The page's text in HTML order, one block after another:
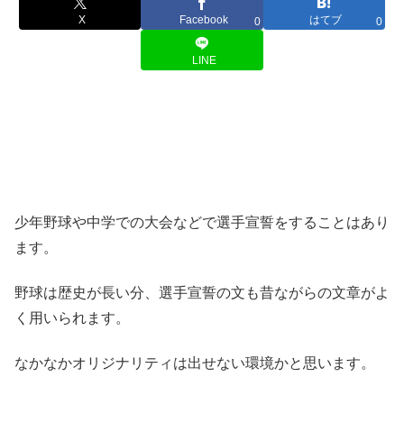
X Facebook 0 はてブ 0
LINE
少年野球や中学での大会などで選手宣誓をすることはあり
ます。
野球は歴史が長い分、選手宣誓の文も昔ながらの文章がよ
く用いられます。
なかなかオリジナリティは出せない環境かと思います。